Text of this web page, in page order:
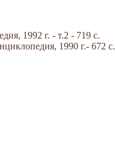
1992 г. - т.2 - 719 с.
1990 г.- 672 с.